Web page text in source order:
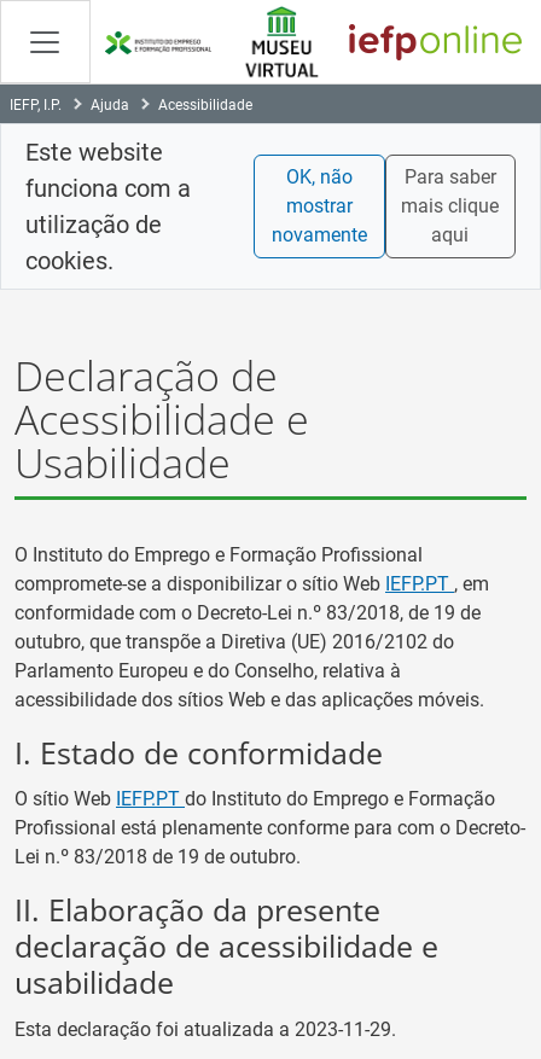
Skip
Content
IEFP, I.P. Ajuda Acessibilidade
Este website
funciona com a
utilização de
cookies.
OK, não
mostrar
novamente
Para saber
mais clique
aqui
Declaração de
Acessibilidade e
Usabilidade
O Instituto do Emprego e Formação Profissional
compromete-se a disponibilizaro sítio Web IEFP.PT , em
conformidade com o Decreto-Lei n.º 83/2018, de 19 de
outubro, que transpõe a Diretiva (UE) 2016/2102 do
Parlamento Europeu e do Conselho, relativa à
acessibilidade dos sítios Web e das aplicações móveis.
I. Estado de conformidade
O sítio Web IEFP.PT do Instituto do Emprego e Formação
Profissional está plenamente conforme para com o Decreto-
Lei n.º 83/2018 de 19 de outubro.
II. Elaboração da presente
declaração de acessibilidade e
usabilidade
Esta declaração foi atualizada a 2023-11-29.